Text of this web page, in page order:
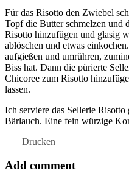
Für das Risotto den Zwiebel
Topf die Butter schmelzen und
Risotto hinzufügen und glasig
ablöschen und etwas
aufgießen und umrühren,
Biss hat. Dann die pürierte
Chicoree zum Risotto
lassen.
Ich serviere das Sellerie
Bärlauch. Eine fein würzige
Drucken
Add comment